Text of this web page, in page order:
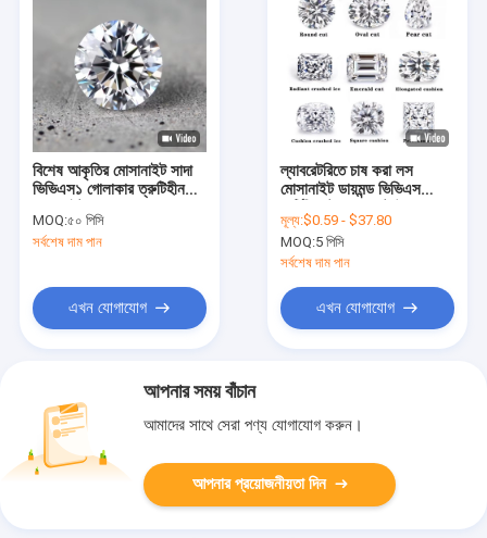
বিশেষ আকৃতির মোসানাইট সাদা
ভিভিএস১ গোলাকার ত্রুটিহীন
MOQ:৫০ পিসি
সর্বশেষ দাম পান
এখন যোগাযোগ
ল্যাবরেটরিতে চাষ করা লস
মোসানাইট ডায়মন্ড ভিভিএস
কাস্টম সিন্থেটিক রত্ন
মূল্য:$0.59 - $37.80
MOQ:5 পিসি
সর্বশেষ দাম পান
এখন যোগাযোগ
আপনার সময় বাঁচান
আমাদের সাথে সেরা পণ্য যোগাযোগ করুন।
আপনার প্রয়োজনীয়তা দিন